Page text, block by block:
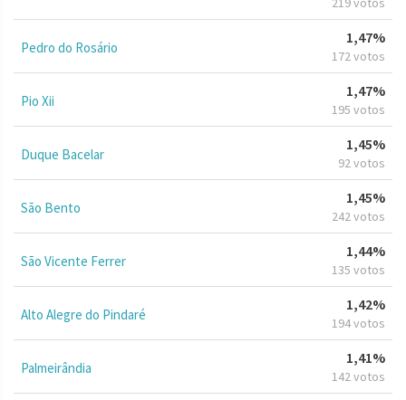
Pedro do Rosário
1,47%
172 votos
Pio Xii
1,47%
195 votos
Duque Bacelar
1,45%
92 votos
São Bento
1,45%
242 votos
São Vicente Ferrer
1,44%
135 votos
Alto Alegre do Pindaré
1,42%
194 votos
Palmeirândia
1,41%
142 votos